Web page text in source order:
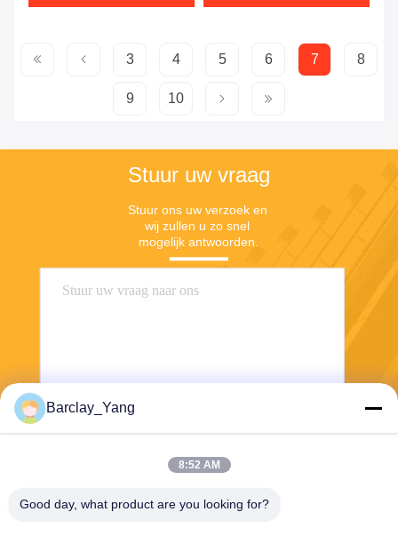
3 4 5 6 7 8
9 10
Stuur uw vraag
Stuur ons uw verzoek en
wij zullen u zo snel
mogelijk antwoorden.
Barclay_Yang
8:52 AM
Good day, what product are you looking for?